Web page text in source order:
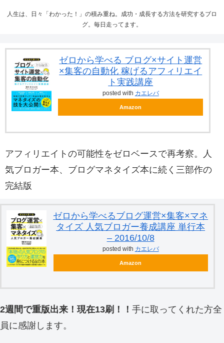
人生は、日々「わかった！」の積み重ね。成功・成長する方法を研究するブロ
グ。毎日走ってます。
ゼロから学べる ブログ×サイト運営
×集客の自動化 稼げるアフィリエイ
ト実践講座
posted with カエレバ
Amazon
アフィリエイトの可能性をゼロベースで再考察。人
気ブロガー本、ブログマネタイズ本に続く三部作の
完結版
ゼロから学べるブログ運営×集客×マネ
タイズ 人気ブロガー養成講座 単行本
– 2016/10/8
posted with カエレバ
Amazon
2週間で重版出来！現在13刷！！ 手に取ってくれた方全
員に感謝します。